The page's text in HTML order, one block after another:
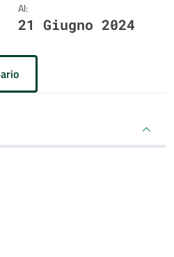
Al:
21 Giugno 2024